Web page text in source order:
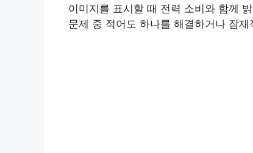
이미지를 표시할 때 전력 소비와 함께
문제 중 적어도 하나를 해결하거나 잠